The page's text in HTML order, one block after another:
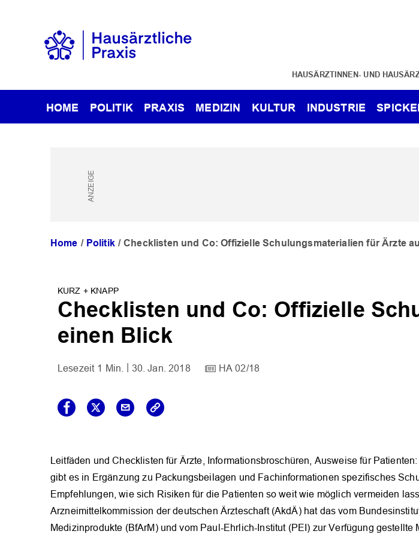
HAUSÄRZTINNEN- UND
HOME POLITIK PRAXIS MEDIZIN KULTUR INDUSTRIE
Home Politik Checklisten und Co: Offizielle Schulungsmaterialien für Ärzte
KURZ + KNAPP
Checklisten und Co: Offizielle
einen Blick
1 Min. 30. Jan. 2018 HA 02/18
Leitfäden und Checklisten für Ärzte, Informationsbroschüren, Ausweise für
gibt es in Ergänzung zu Packungsbeilagen und Fachinformationen spezifisches
Empfehlungen, wie sich Risiken für die Patienten so weit wie möglich vermeiden
Arzneimittelkommission der deutschen Ärzteschaft (AkdÄ) hat das vom
Medizinprodukte (BfArM) und vom Paul-Ehrlich-Institut (PEI) zur Verfügung gestellte